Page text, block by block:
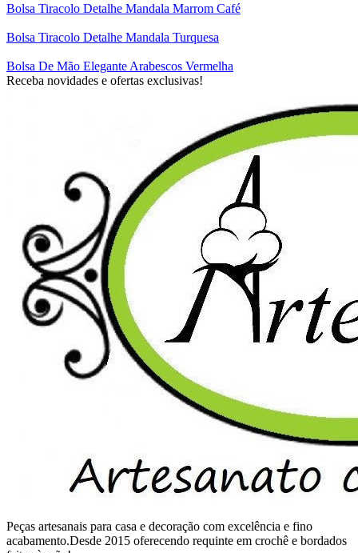
Bolsa Tiracolo Detalhe Mandala Marrom Café
Bolsa Tiracolo Detalhe Mandala Turquesa
Bolsa De Mão Elegante Arabescos Vermelha
Receba novidades e ofertas exclusivas!
Peças artesanais para casa e decoração com excelência e fino
acabamento.Desde 2015 oferecendo requinte em crochê e bordados